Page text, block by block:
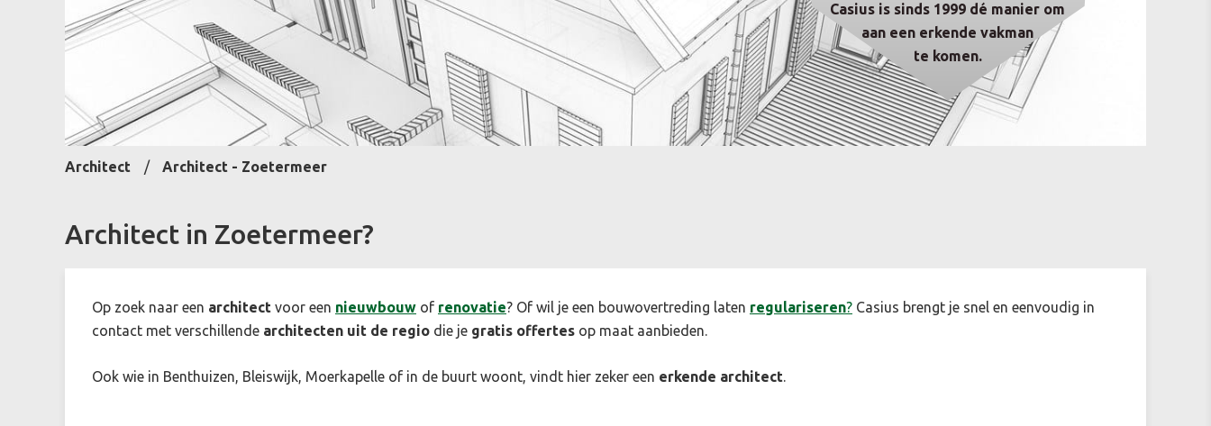
Casius is sinds 1999 dé manier om
aan een erkende vakman
te komen.
Architect Architect - Zoetermeer
Architect in Zoetermeer?
Op zoek naar een architect voor een nieuwbouw of renovatie? Of wil je een bouwovertreding laten regulariseren? Casius brengt je snel en eenvoudig in
contact met verschillende architecten uit de regio die je gratis offertes op maat aanbieden.
Ook wie in Benthuizen, Bleiswijk, Moerkapelle of in de buurt woont, vindt hier zeker een erkende architect.